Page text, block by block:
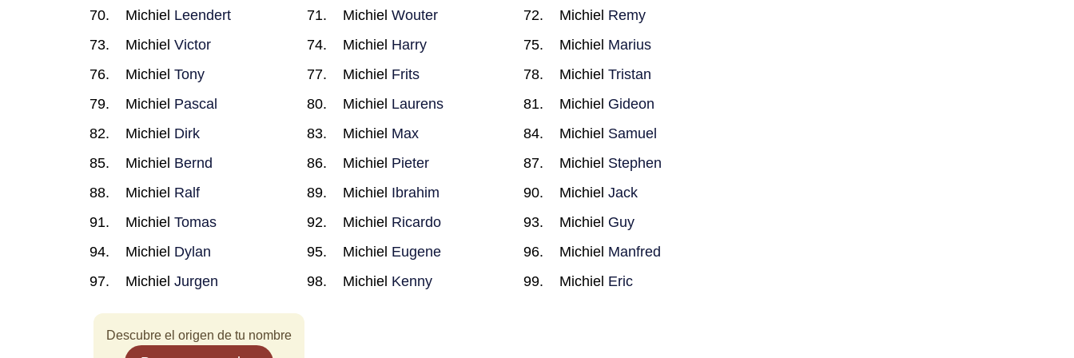
Michiel Leendert Michiel Wouter Michiel Remy
Michiel Victor Michiel Harry Michiel Marius
Michiel Tony Michiel Frits MichielTristan
Michiel Pascal Michiel Laurens Michiel Gideon
Michiel Dirk Michiel Max Michiel Samuel
Michiel Bernd Michiel Pieter Michiel Stephen
Michiel Ralf Michiel Ibrahim MichielJack
Michiel Tomas Michiel Ricardo Michiel Guy
Michiel Dylan Michiel Eugene Michiel Manfred
Michiel Jurgen Michiel Kenny Michiel Eric
Descubre el origen de tu nombre